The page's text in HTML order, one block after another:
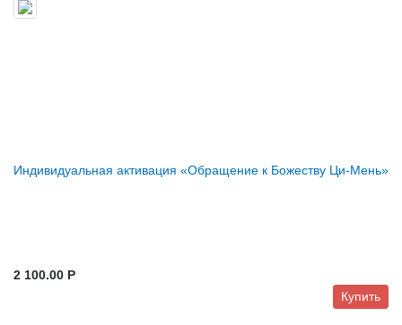
Индивидуальная активация «Обращение к Божеству Ци-Мень»
2 100.00 P
Купить